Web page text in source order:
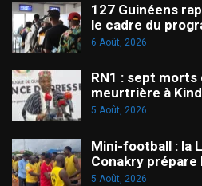
127 Guinéens
le cadre du
6 Août, 2026
RN1 : sept morts
meurtrière à
5 Août, 2026
Mini-football : la
Conakry prépare
5 Août, 2026